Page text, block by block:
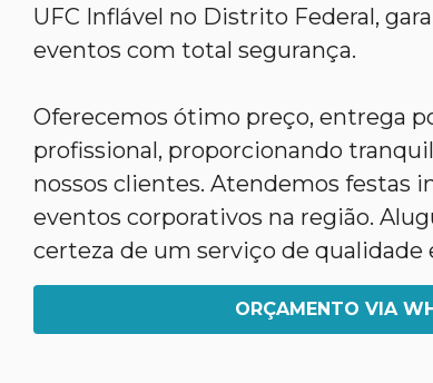
UFC Inflável no Distrito Federal,
eventos com total segurança.
Oferecemos ótimo preço, entrega
profissional, proporcionando
nossos clientes. Atendemos festas
eventos corporativos na região.
certeza de um serviço de qualidade
ORÇAMENTO VIA